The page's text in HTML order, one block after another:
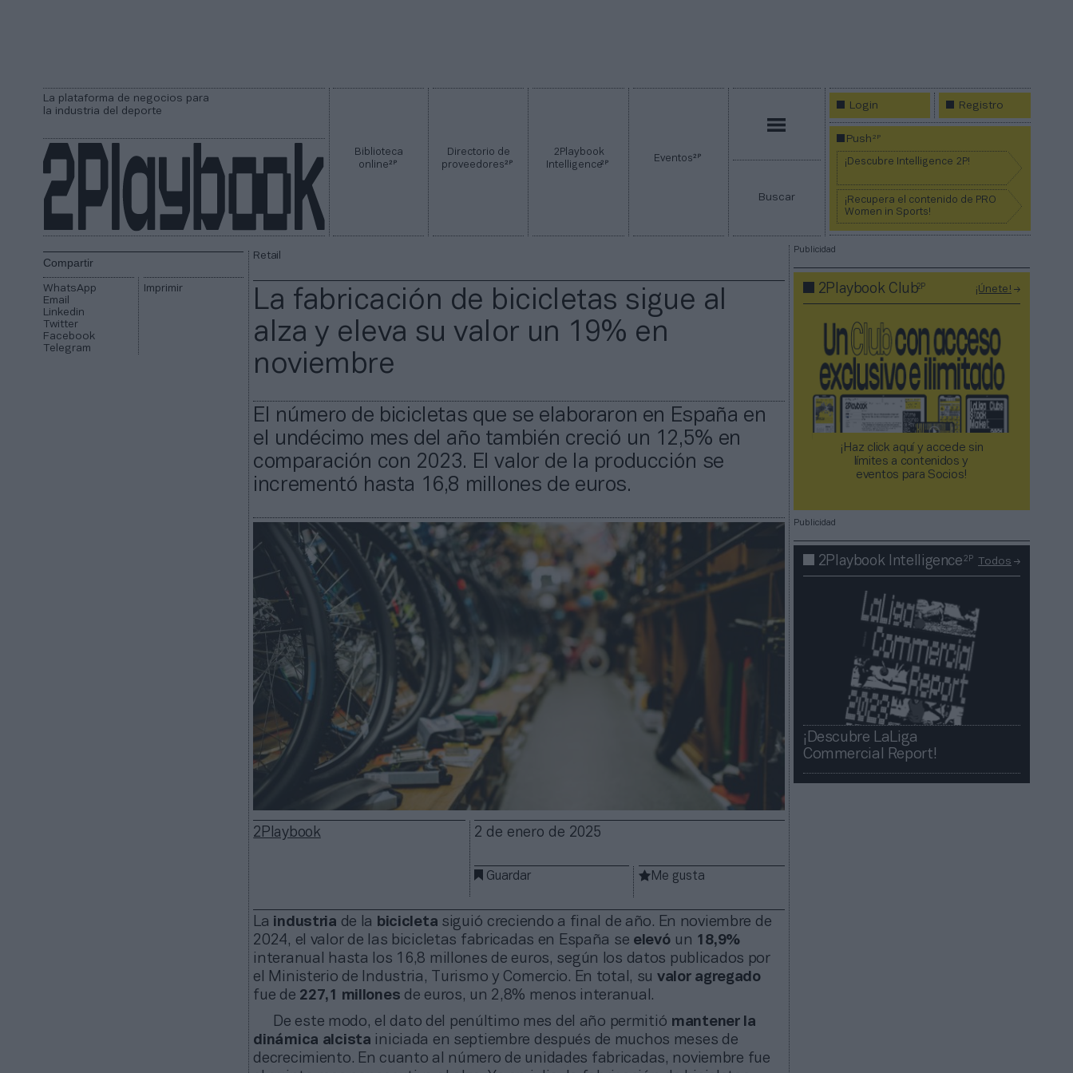
La plataforma de negocios para
la industria del deporte
Biblioteca
online2P
Directorio de
proveedores2P
2Playbook
Intelligence2P Eventos2P
Buscar
Login Registro
Push2P
¡Descubre Intelligence 2P!
¡Recupera el contenido de PRO
Women in Sports!
Compartir
WhatsApp
Email
Linkedin
Twitter
Facebook
Telegram
Imprimir
Retail
La fabricación de bicicletas sigue al
alza y eleva su valor un 19% en
noviembre
El número de bicicletas que se elaboraron en España en
el undécimo mes del año también creció un 12,5% en
comparación con 2023. El valor de la producción se
incrementó hasta 16,8 millones de euros.
2Playbook 2 de enero de 2025
Guardar Me gusta
La industria de la bicicleta siguió creciendo a final de año. En noviembre de
2024, el valor de las bicicletas fabricadas en España se elevó un 18,9%
interanual hasta los 16,8 millones de euros, según los datos publicados por
el Ministerio de Industria, Turismo y Comercio. En total, su valor agregado
fue de 227,1 millones de euros, un 2,8% menos interanual.
De este modo, el dato del penúltimo mes del año permitió mantener la
dinámica alcista iniciada en septiembre después de muchos meses de
decrecimiento. En cuanto al número de unidades fabricadas, noviembre fue
Publicidad
2Playbook Club2P ¡Únete!
¡Haz click aquí y accede sin
límites a contenidos y
eventos para Socios!​​​​​​​
Publicidad
2Playbook Intelligence2P Todos
¡Descubre LaLiga
Commercial Report!​​